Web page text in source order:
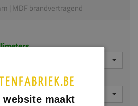
| MDF brandvertragend
website maakt